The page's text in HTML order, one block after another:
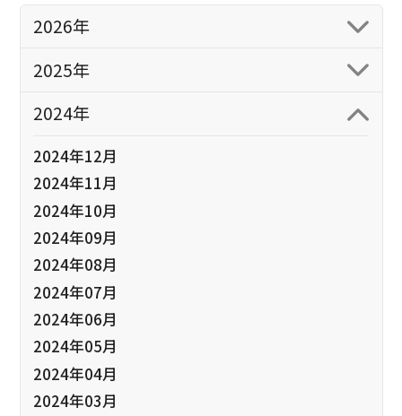
2026年
2025年
2024年
2024年12月
2024年11月
2024年10月
2024年09月
2024年08月
2024年07月
2024年06月
2024年05月
2024年04月
2024年03月